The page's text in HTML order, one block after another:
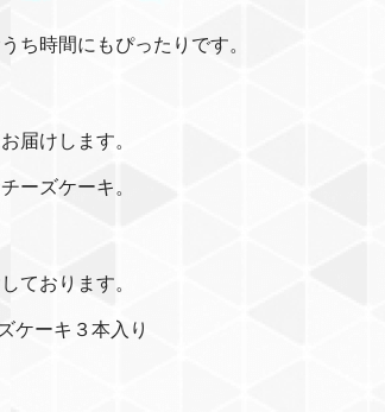
ち時間にもぴったりです。
届けします。
ーズケーキ。
ております。
ケーキ３本入り